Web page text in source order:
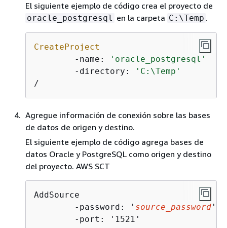
El siguiente ejemplo de código crea el proyecto de
oracle_postgresql en la carpeta C:\Temp .
CreateProject
	-name:
'oracle_postgresql'
	-directory:
'C:\Temp'
/
Agregue información de conexión sobre las bases
de datos de origen y destino.
El siguiente ejemplo de código agrega bases de
datos Oracle y PostgreSQL como origen y destino
del proyecto. AWS SCT
AddSource
	-password: '
source_password '